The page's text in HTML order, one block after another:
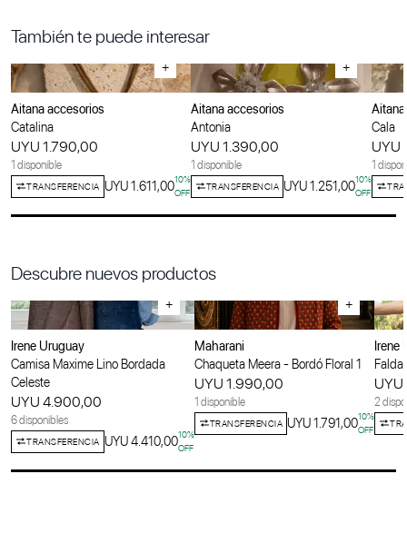
También te puede interesar
+
Aitana accesorios
Catalina
UYU 1.790,00
1 disponible
TRANSFERENCIA UYU 1.611,0010%
OFF
+
Aitana accesorios
Antonia
UYU 1.390,00
1 disponible
TRANSFERENCIA UYU 1.251,0010%
OFF
Cala
UYU
1
Descubre nuevos productos
+
Irene Uruguay
Camisa Maxime Lino Bordada
Celeste
UYU 4.900,00
6 disponibles
TRANSFERENCIA UYU 4.410,0010%
OFF
+
Maharani
Chaqueta Meera - Bordó Floral 1
UYU 1.990,00
1 disponible
TRANSFERENCIA UYU 1.791,0010%
OFF
Irene
Falda
2